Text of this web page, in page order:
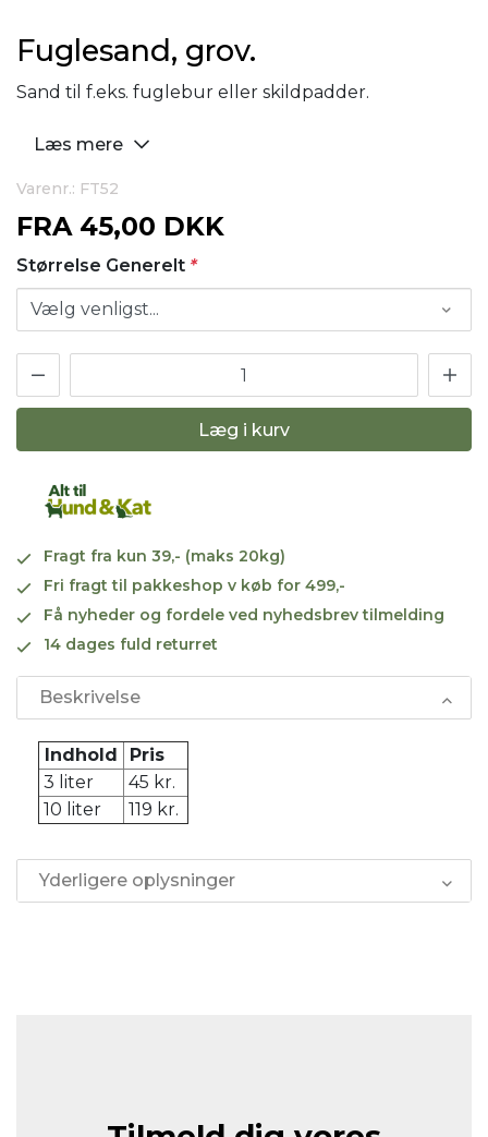
Fuglesand, grov.
Sand til f.eks. fuglebur eller skildpadder.
Læs mere
Varenr.: FT52
FRA 45,00 DKK
Størrelse Generelt *
Læg i kurv
Fragt fra kun 39,- (maks 20kg)
Fri fragt til pakkeshop v køb for 499,-
Få nyheder og fordele ved nyhedsbrev tilmelding
14 dages fuld returret
Beskrivelse
Indhold
Pris
3 liter
45 kr.
10 liter
119 kr.
Yderligere oplysninger